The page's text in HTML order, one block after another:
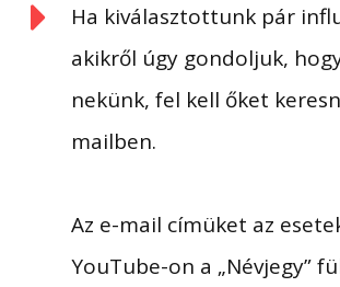
Ha kiválasztottunk pár
akikről úgy gondoljuk,
nekünk, fel kell őket
mailben.
Az e-mail címüket az
YouTube-on a „Névjegy”